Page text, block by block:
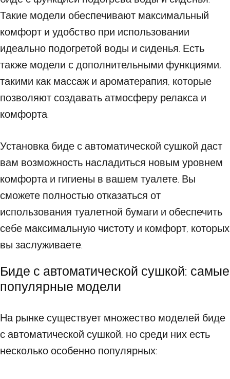
Такие модели обеспечивают максимальный
комфорт и удобство при использовании
идеально подогретой воды и сиденья. Есть
также модели с дополнительными функциями,
такими как массаж и ароматерапия, которые
позволяют создавать атмосферу релакса и
комфорта.
Установка биде с автоматической сушкой даст
вам возможность насладиться новым уровнем
комфорта и гигиены в вашем туалете. Вы
сможете полностью отказаться от
использования туалетной бумаги и обеспечить
себе максимальную чистоту и комфорт, которых
вы заслуживаете.
Биде с автоматической сушкой: самые
популярные модели
На рынке существует множество моделей биде
с автоматической сушкой, но среди них есть
несколько особенно популярных: